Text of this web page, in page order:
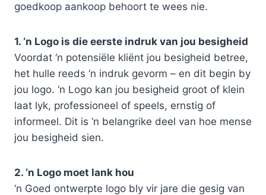
goedkoop aankoop behoort te wees nie.
1. ‘n Logo is die eerste indruk van jou besigheid
Voordat ‘n potensiële kliënt jou besigheid betree,
het hulle reeds ‘n indruk gevorm – en dit begin by
jou logo. ‘n Logo kan jou besigheid groot of klein
laat lyk, professioneel of speels, ernstig of
informeel. Dit is ‘n belangrike deel van hoe mense
jou besigheid sien.
2. ‘n Logo moet lank hou
‘n Goed ontwerpte logo bly vir jare die gesig van